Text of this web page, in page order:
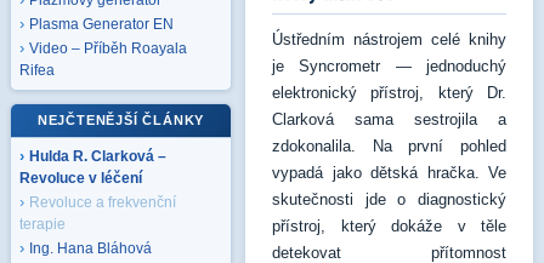
Plasma Generator EN
Video – Příběh Roayala
Rifea
NEJČTENĚJŠÍ ČLÁNKY
Hulda R. Clarková –
Revoluce v léčení
Revoluce a frekvenční
terapie
Ing. Hana Bláhová
Ústředním nástrojem celé knihy
je Syncrometr — jednoduchý
elektronický přístroj, který Dr.
Clarková sama sestrojila a
zdokonalila. Na první pohled
vypadá jako dětská hračka. Ve
skutečnosti jde o diagnostický
přístroj, který dokáže v těle
detekovat přítomnost